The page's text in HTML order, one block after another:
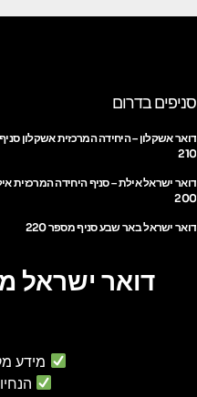
סניפים בדרום
דואר אשקלון – היחידה המרכזית אשקלון
210
דואר ישראל אילת – סניף היחידה המרכזית
200
דואר ישראל באר שבע סניף מספר 220
דואר ישראל
מידע